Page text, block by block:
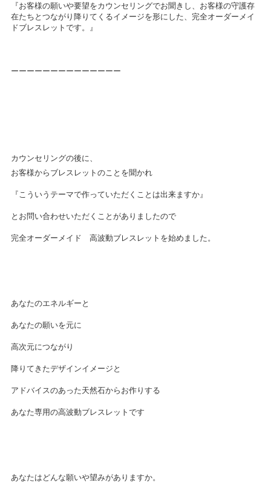
『お客様の願いや要望をカウンセリングでお聞きし、お客様の守護存
在たちとつながり降りてくるイメージを形にした、完全オーダーメイ
ドブレスレットです。』
ーーーーーーーーーーーーーー
カウンセリングの後に、
お客様からブレスレットのことを聞かれ
『こういうテーマで作っていただくことは出来ますか』
とお問い合わせいただくことがありましたので
完全オーダーメイド 高波動ブレスレットを始めました。
あなたのエネルギーと
あなたの願いを元に
高次元につながり
降りてきたデザインイメージと
アドバイスのあった天然石からお作りする
あなた専用の高波動ブレスレットです
あなたはどんな願いや望みがありますか。